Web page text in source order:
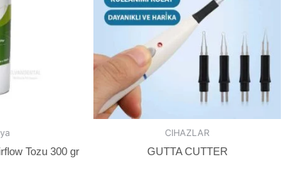
Tozu 300 gr
CIHAZLAR
GUTTA CUTTER